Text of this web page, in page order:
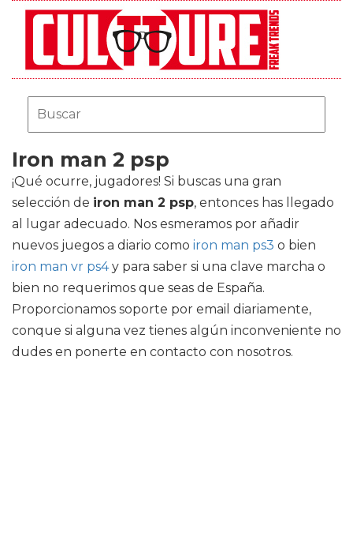
Iron man 2 psp
¡Qué ocurre, jugadores! Si buscas una gran
selección de iron man 2 psp, entonces has llegado
al lugar adecuado. Nos esmeramos por añadir
nuevos juegos a diario como iron man ps3 o bien
iron man vr ps4y para saber si una clave marcha o
bien no requerimos que seas de España.
Proporcionamos soporte por email diariamente,
conque si alguna vez tienes algún inconveniente no
dudes en ponerte en contacto con nosotros.